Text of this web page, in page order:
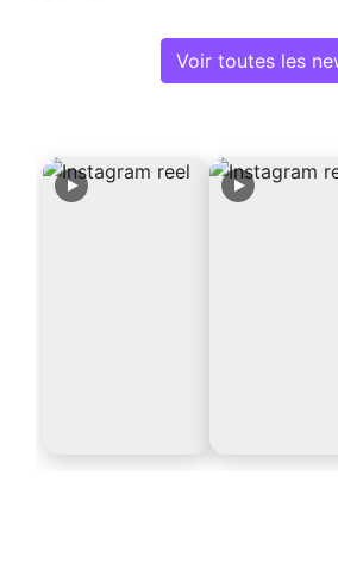
Voir toutes les